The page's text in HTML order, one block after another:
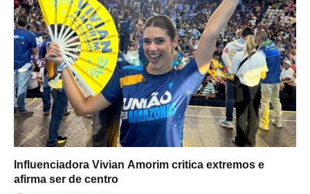
Influenciadora Vivian Amorim critica extremos e
afirma ser de centro